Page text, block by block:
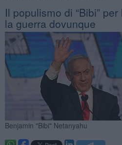
​Il populismo di “Bibi”
la guerra dovunque
Benjamin "Bibi" Netanyahu